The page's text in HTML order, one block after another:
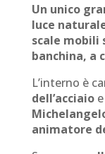
Un unico
luce
scale mobili
banchina, a
L’interno è
dell’acciaioe
animatore